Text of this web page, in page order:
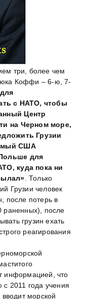
три, более чем
Коффи – 6-ю, 7-
с НАТО, чтобы
Центр
на Черном море,
Грузии
США
для
куда пока ни
. Только
Грузии человек
после потерь в
раненных), после
грузин ехать
реагирования
информацией, что
2011 года учения
морской